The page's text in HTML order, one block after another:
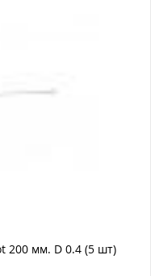
200 мм. D 0.4 (5 шт)